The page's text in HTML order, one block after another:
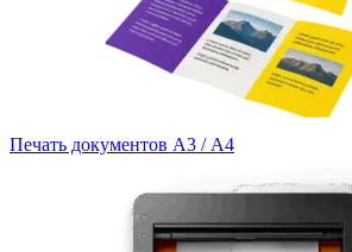
Печать документов А3 / А4